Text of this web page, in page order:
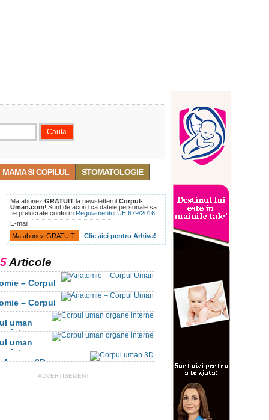
MAMA SI COPILUL STOMATOLOGIE
Ma abonez GRATUIT la newsletterul Corpul-
Uman.com! Sunt de acord ca datele personale sa
fie prelucrate conform Regulamentul UE 679/2016!
E-mail:
Clic aici pentru Arhiva!
5Articole
– Corpul
– Corpul
uman
interne
uman
interne
uman 3D
ADVERTISEMENT